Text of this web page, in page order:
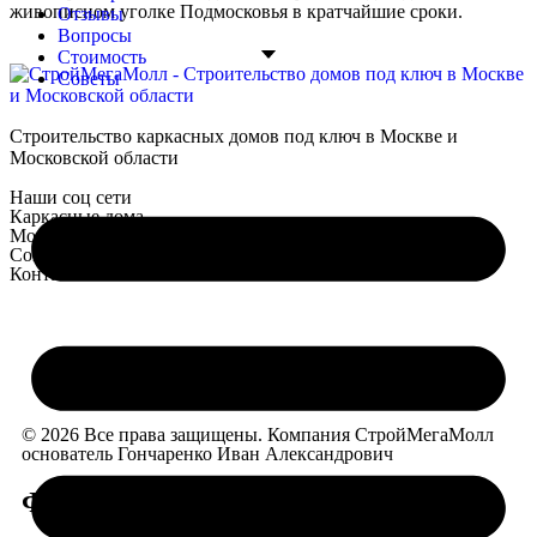
Отзывы
Вопросы
Стоимость
Советы
живописном уголке Подмосковья в кратчайшие сроки.
Строительство каркасных домов под ключ в Москве и
Московской области
Наши соц сети
Каркасные дома
Монолитные дома
Современный стиль
Контакты
© 2026 Все права защищены. Компания СтройМегаМолл
основатель Гончаренко Иван Александрович
Форма обратной связи